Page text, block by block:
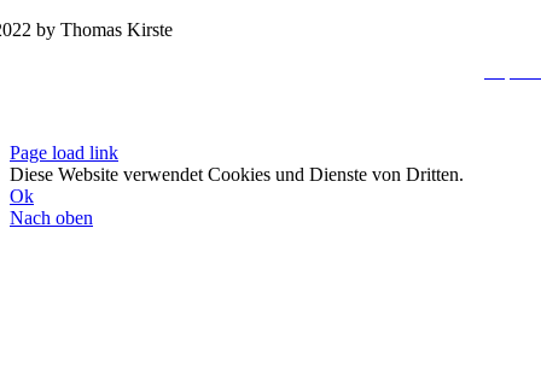
by Thomas Kirste
Page load link
Diese Website verwendet Cookies und Dienste von Dritten.
Ok
Nach oben